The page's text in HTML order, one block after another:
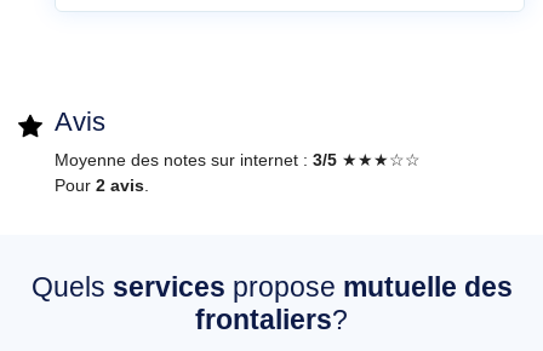
Avis
Moyenne des notes sur internet : 3/5 ★★★☆☆
Pour 2 avis
Quels services propose mutuelle des
frontaliers?